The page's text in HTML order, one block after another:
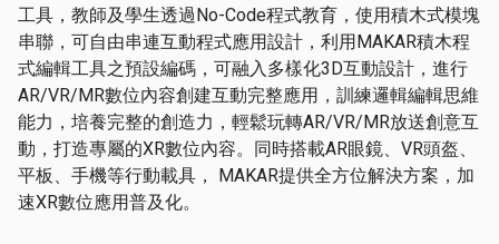
工具，教師及學生透過No-Code程式教育，使用積木式模塊
串聯，可自由串連互動程式應用設計，利用MAKAR積木程
式編輯工具之預設編碼，可融入多樣化3D互動設計，進行
AR/VR/MR數位內容創建互動完整應用，訓練邏輯編輯思維
能力，培養完整的創造力，輕鬆玩轉AR/VR/MR放送創意互
動，打造專屬的XR數位內容。同時搭載AR眼鏡、VR頭盔、
平板、手機等行動載具， MAKAR提供全方位解決方案，加
速XR數位應用普及化。